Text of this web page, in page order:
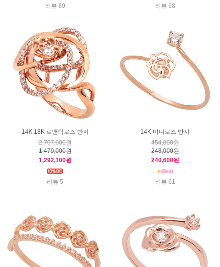
리뷰 69 리뷰 68
14K 18K 로맨틱로즈 반지
2,707,000원
1,479,000원
1,292,100원
리뷰 5
14K 미니로즈 반지
454,000원
248,000원
240,600원
리뷰 61